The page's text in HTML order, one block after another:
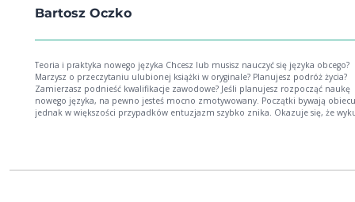
Bartosz Oczko
Teoria i praktyka nowego języka Chcesz lub musisz nauczyć się języka obcego?
Marzysz o przeczytaniu ulubionej książki w oryginale? Planujesz podróż życia?
Zamierzasz podnieść kwalifikacje zawodowe? Jeśli planujesz rozpocząć naukę
nowego języka, na pewno jesteś mocno zmotywowany. Początki bywają
jednak w większości przypadków entuzjazm szybko znika. Okazuje się, że
się z predyspozycjami do komunikacji z innymi. Skoro każdy z nas potrafi